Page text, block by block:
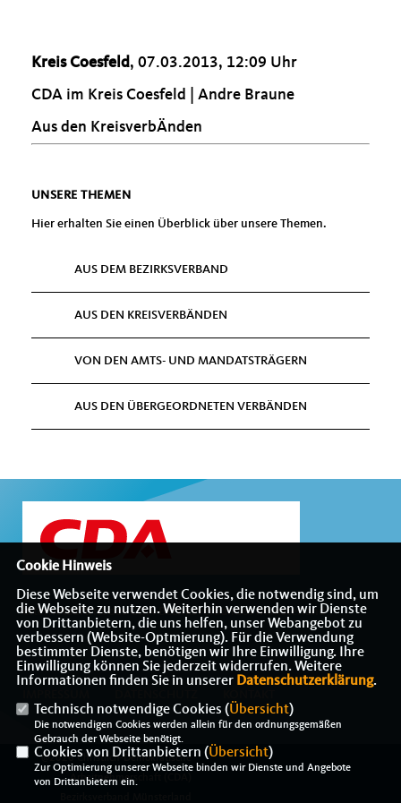
Kreis Coesfeld, 07.03.2013, 12:09 Uhr
CDA im Kreis Coesfeld | Andre Braune
Aus den KreisverbÄnden
UNSERE THEMEN
Hier erhalten Sie einen Überblick über unsere Themen.
AUS DEM BEZIRKSVERBAND
AUS DEN KREISVERBÄNDEN
VON DEN AMTS- UND MANDATSTRÄGERN
AUS DEN ÜBERGEORDNETEN VERBÄNDEN
Internetauftritt des CDA-Bezirksverbandes Münsterland
@2026 Christlich-Demokratische
Arbeitnehmerschaft (CDA)
Cookie Hinweis
Diese Webseite verwendet Cookies, die notwendig sind, um
die Webseite zu nutzen. Weiterhin verwenden wir Dienste
von Drittanbietern, die uns helfen, unser Webangebot zu
verbessern (Website-Optmierung). Für die Verwendung
bestimmter Dienste, benötigen wir Ihre Einwilligung. Ihre
Einwilligung können Sie jederzeit widerrufen. Weitere
Informationen finden Sie in unserer Datenschutzerklärung.
Technisch notwendige Cookies (Übersicht)
Die notwendigen Cookies werden allein für den ordnungsgemäßen
Gebrauch der Webseite benötigt.
Cookies von Drittanbietern (Übersicht)
Zur Optimierung unserer Webseite binden wir Dienste und Angebote
von Drittanbietern ein.